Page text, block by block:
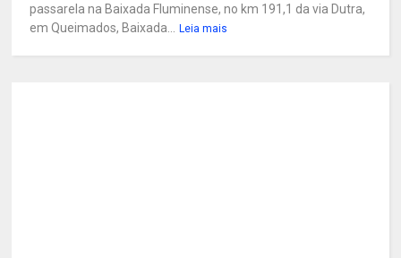
passarela na Baixada Fluminense, no km 191,1 da via Dutra,
em Queimados, Baixada...
Leia mais